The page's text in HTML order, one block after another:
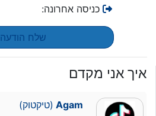
כניסה אחרונה:
שלח הודעה
איך אני מקדם
Agam (טיקטוק)